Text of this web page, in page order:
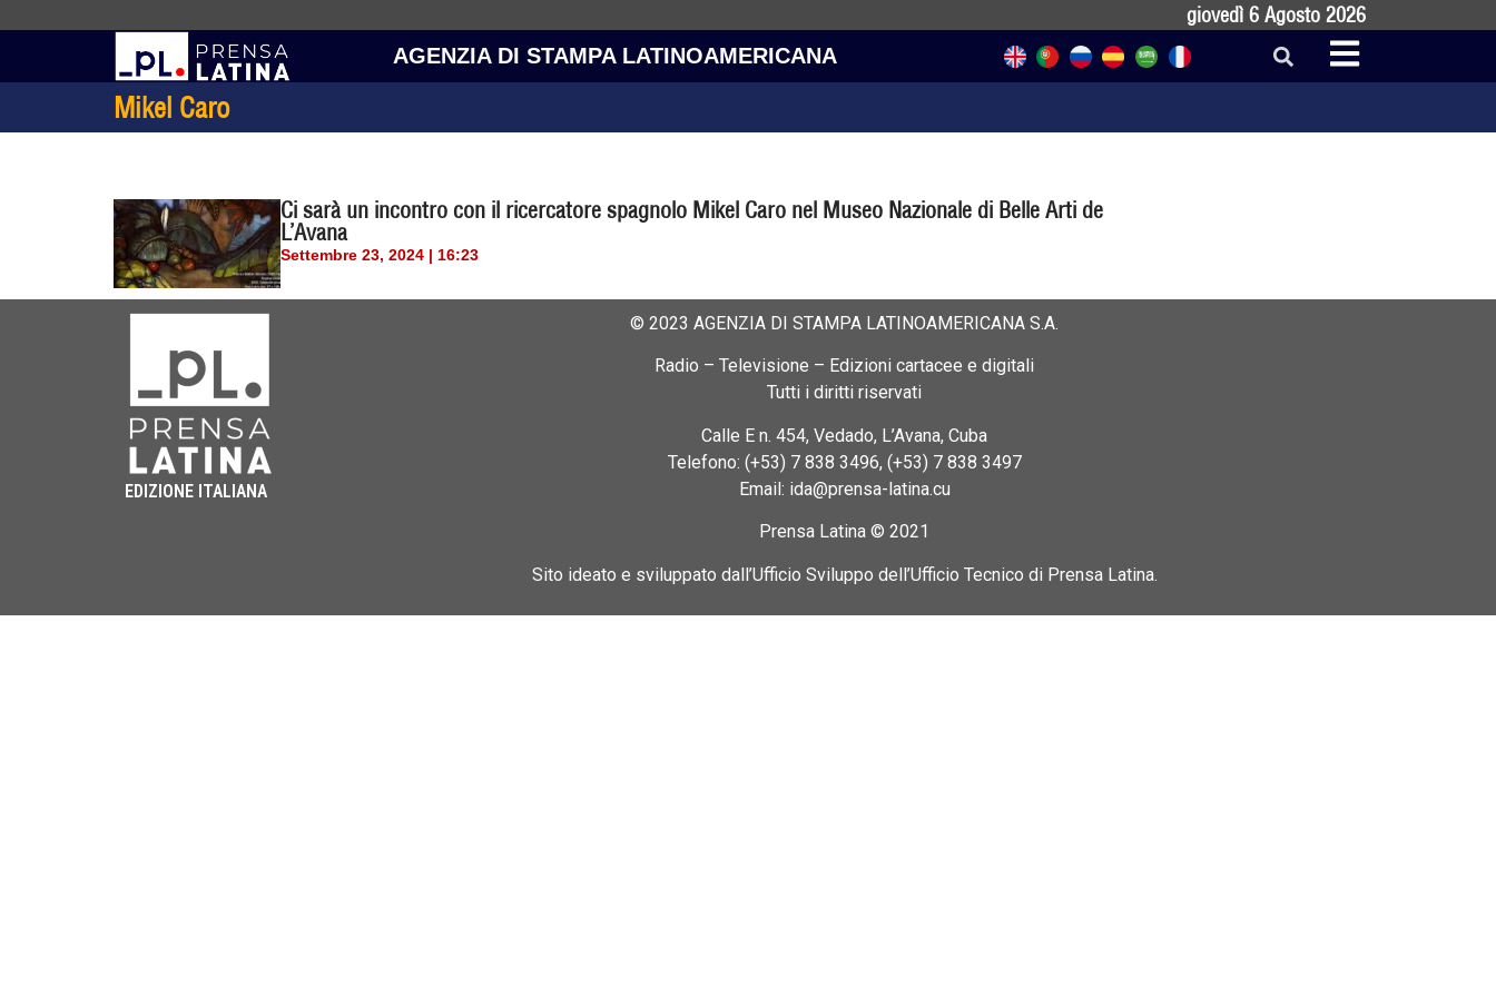
giovedì 6 Agosto 2026
AGENZIA DI STAMPA LATINOAMERICANA
Mikel Caro
Ci sarà un incontro con il ricercatore spagnolo Mikel Caro nel Museo Nazionale di Belle Arti de
L’Avana
Settembre 23, 2024 | 16:23
EDIZIONE ITALIANA
© 2023 AGENZIA DI STAMPA LATINOAMERICANA S.A.
Radio – Televisione – Edizioni cartacee e digitali
Tutti i diritti riservati
Calle E n. 454, Vedado, L’Avana, Cuba
Telefono: (+53) 7 838 3496, (+53) 7 838 3497
Email: ida@prensa-latina.cu
Prensa Latina © 2021
Sito ideato e sviluppato dall’Ufficio Sviluppo dell’Ufficio Tecnico di Prensa Latina.